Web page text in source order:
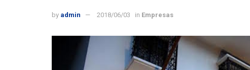
by admin 2018/06/03 in Empresas